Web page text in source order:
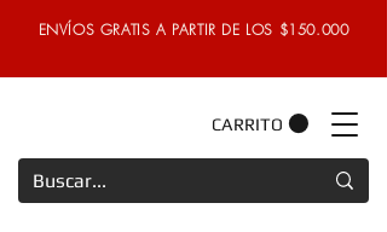
ENVÍOS GRATIS A PARTIR DE LOS $150.000
CARRITO